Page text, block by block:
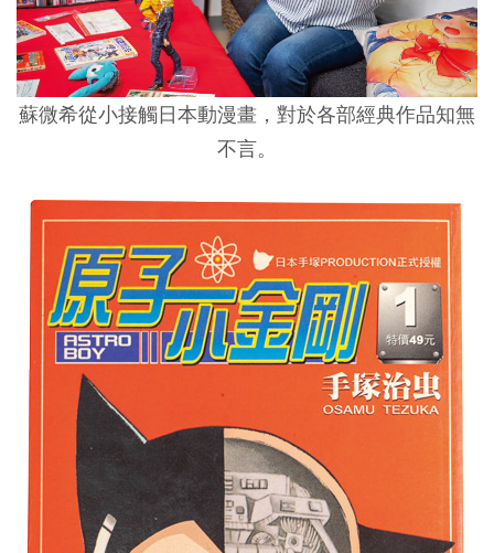
蘇微希從小接觸日本動漫畫，對於各部經典作品知無
不言。